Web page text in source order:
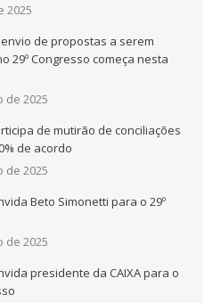
2025
de propostas a serem
29º Congresso começa nesta
de 2025
de mutirão de conciliações
de acordo
de 2025
Beto Simonetti para o 29º
de 2025
presidente da CAIXA para o